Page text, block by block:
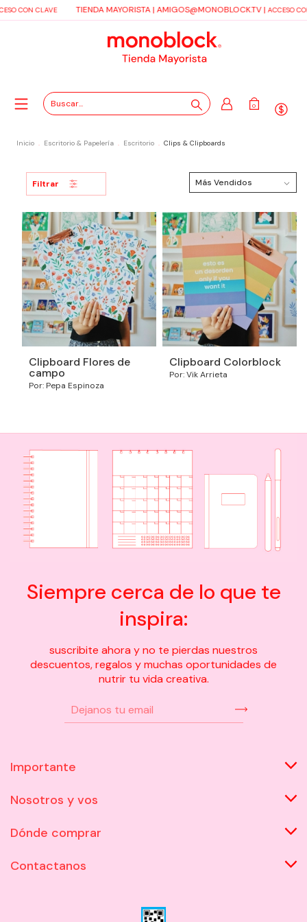
CON CLAVE TIENDA MAYORISTA |AMIGOS@MONOBLOCK.TV| ACCESO
0
Inicio . Escritorio & Papelería . Escritorio . Clips & Clipboards
Filtrar
Clipboard Flores de
campo
Por: Pepa Espinoza
Clipboard Colorblock
Por: Vik Arrieta
Siempre cerca de lo que te
inspira:
suscribite ahora y no te pierdas nuestros
descuentos, regalos y muchas oportunidades de
nutrir tu vida creativa.
Importante
Nosotros y vos
Dónde comprar
Contactanos